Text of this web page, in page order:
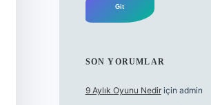
SON YORUMLAR
9 Aylık Oyunu Nediriçin admin